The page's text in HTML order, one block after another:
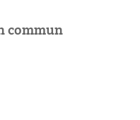
commun